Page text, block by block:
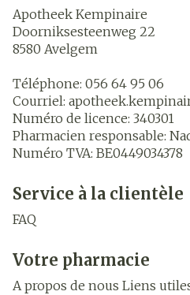
Apotheek Kempinaire
Doorniksesteenweg 22
8580 Avelgem
Téléphone: 056 64 95 06
Courriel:
Numéro de licence: 340301
Pharmacien responsable:
Numéro TVA: BE0449034378
Service à la clientèle
FAQ
Votre pharmacie
A propos de nous Liens